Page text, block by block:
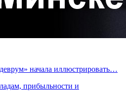
начала иллюстрировать…
прибыльности и